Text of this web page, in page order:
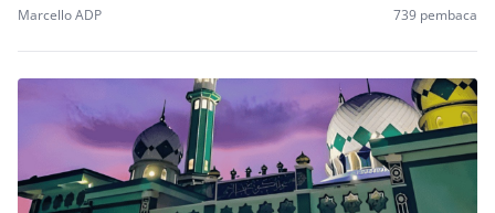
Marcello ADP 739 pembaca